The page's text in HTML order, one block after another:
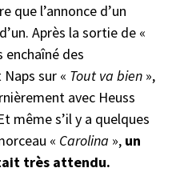
que l’annonce d’un
Après la sortie de «
enchaîné des
sur « Tout va bien »,
avec Heuss
même s’il y a quelques
« Carolina », un
très attendu.